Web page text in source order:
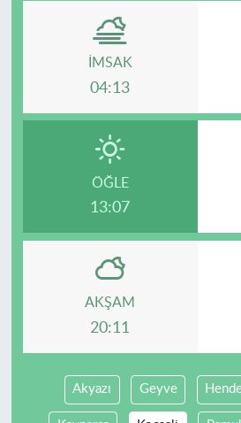
İMSAK
04:13
ÖĞLE
13:07
AKŞAM
20:11
Akyazı Geyve